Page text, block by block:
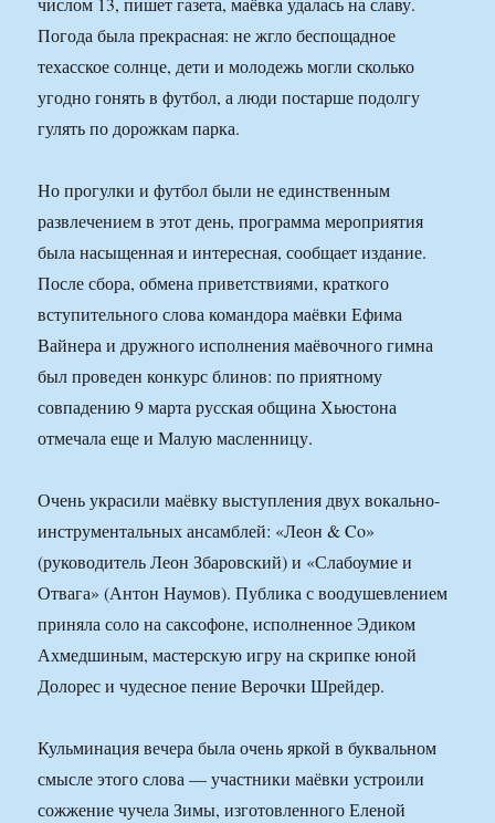
Погода была прекрасная: не жгло беспощадное
техасское солнце, дети и молодежь могли сколько
угодно гонять в футбол, а люди постарше подолгу
гулять по дорожкам парка.
Но прогулки и футбол были не единственным
развлечением в этот день, программа мероприятия
была насыщенная и интересная, сообщает издание.
После сбора, обмена приветствиями, краткого
вступительного слова командора маёвки Ефима
Вайнера и дружного исполнения маёвочного гимна
был проведен конкурс блинов: по приятному
совпадению 9 марта русская община Хьюстона
отмечала еще и Малую масленницу.
Очень украсили маёвку выступления двух вокально-
инструментальных ансамблей: «Леон & Co»
(руководитель Леон Збаровский) и «Слабоумие и
Отвага» (Антон Наумов). Публика с воодушевлением
приняла соло на саксофоне, исполненное Эдиком
Ахмедшиным, мастерскую игру на скрипке юной
Долорес и чудесное пение Верочки Шрейдер.
Кульминация вечера была очень яркой в буквальном
смысле этого слова — участники маёвки устроили
сожжение чучела Зимы, изготовленного Еленой